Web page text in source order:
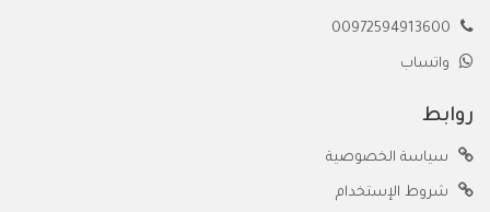
واتساب
روابط
سياسة الخصوصية
شروط الإستخدام